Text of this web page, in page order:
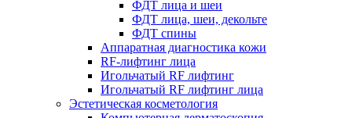
ФДТ лица и шеи
ФДТ лица, шеи, декольте
ФДТ спины
Аппаратная диагностика кожи
RF-лифтинг лица
Игольчатый RF лифтинг
Игольчатый RF лифтинг лица
Эстетическая косметология